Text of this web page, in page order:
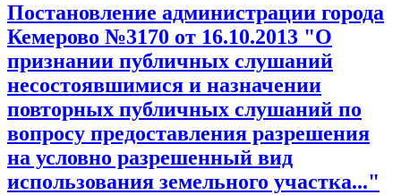
Постановление администрации города
Кемерово №3170 от 16.10.2013 "О
признании публичных слушаний
несостоявшимися и назначении
повторных публичных слушаний по
вопросу предоставления разрешения
на условно разрешенный вид
использования земельного участка..."